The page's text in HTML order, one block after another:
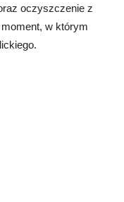
oczyszczenie z
w którym